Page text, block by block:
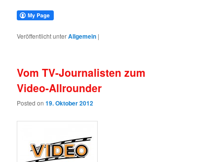
Veröffentlicht unterAllgemein |
Vom TV-Journalisten zum
Video-Allrounder
Posted on19. Oktober 2012